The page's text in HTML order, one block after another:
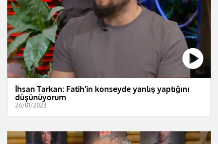
İhsan Tarkan: Fatih'in konseyde yanlış yaptığını
düşünüyorum
26/01/2023